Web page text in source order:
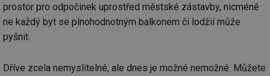
prostor pro odpočinek uprostřed městské zástavby, nicméně
ne každý byt se plnohodnotným balkonem či lodžií může
pyšnit.
Dříve zcela nemyslitelné, ale dnes je možné nemožné. Můžete